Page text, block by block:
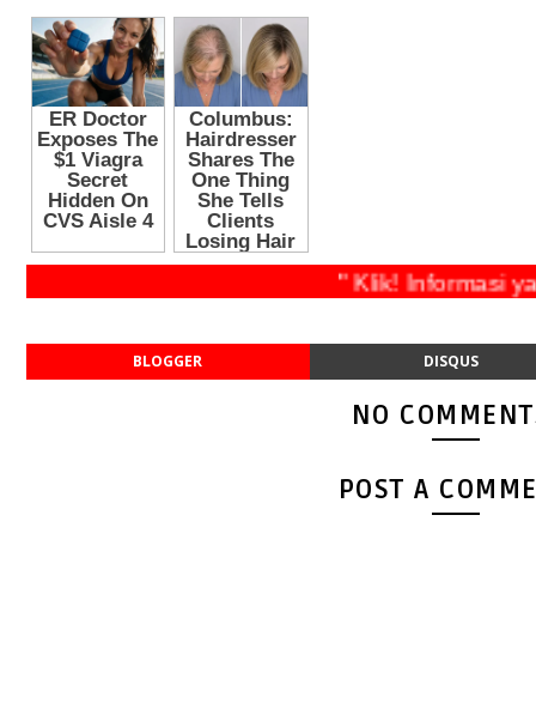
" Klik! Informasi
BLOGGER DISQUS
NO
POST A